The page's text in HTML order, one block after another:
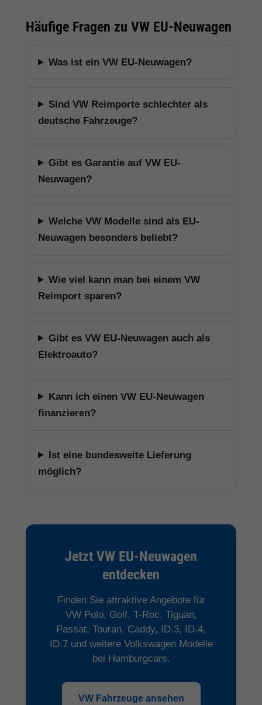
Häufige Fragen zu VW EU-Neuwagen
Was ist ein VW EU-Neuwagen?
Sind VW Reimporte schlechter als
deutsche Fahrzeuge?
Gibt es Garantie auf VW EU-
Neuwagen?
Welche VW Modelle sind als EU-
Neuwagen besonders beliebt?
Wie viel kann man bei einem VW
Reimport sparen?
Gibt es VW EU-Neuwagen auch als
Elektroauto?
Kann ich einen VW EU-Neuwagen
finanzieren?
Ist eine bundesweite Lieferung
möglich?
Jetzt VW EU-Neuwagen
entdecken
Finden Sie attraktive Angebote für
VW Polo, Golf, T-Roc, Tiguan,
Passat, Touran, Caddy, ID.3, ID.4,
ID.7 und weitere Volkswagen Modelle
bei Hamburgcars.
VW Fahrzeuge ansehen